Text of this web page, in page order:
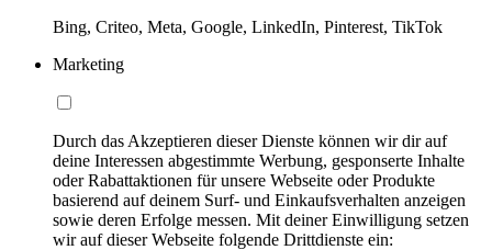
Bing, Criteo, Meta, Google, LinkedIn, Pinterest, TikTok
Marketing
Durch das Akzeptieren dieser Dienste können wir dir auf
deine Interessen abgestimmte Werbung, gesponserte Inhalte
oder Rabattaktionen für unsere Webseite oder Produkte
basierend auf deinem Surf- und Einkaufsverhalten anzeigen
sowie deren Erfolge messen. Mit deiner Einwilligung setzen
wir auf dieser Webseite folgende Drittdienste ein: